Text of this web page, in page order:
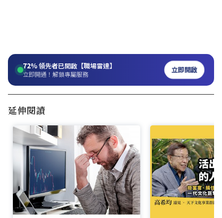
72%領先者已開啟【職場雷達】
立即開通！解鎖專屬服務 立即開啟
延伸閱讀